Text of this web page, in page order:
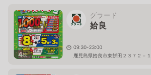
4枚
グラード
姶良
09:30-23:00
鹿児島県姶良市東餅田２３７２－１